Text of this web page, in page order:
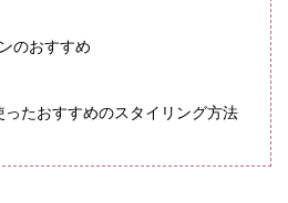
のおすすめ
ったおすすめのスタイリング方法